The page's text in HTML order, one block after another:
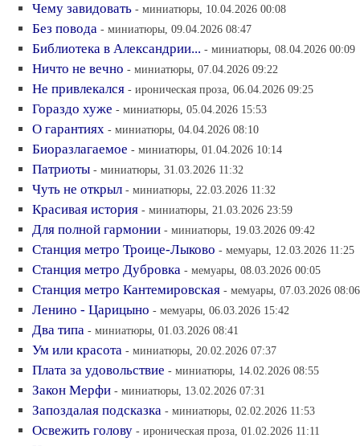
Чему завидовать - миниатюры, 10.04.2026 00:08
Без повода - миниатюры, 09.04.2026 08:47
Библиотека в Александрии... - миниатюры, 08.04.2026 00:09
Ничто не вечно - миниатюры, 07.04.2026 09:22
Не привлекался - ироническая проза, 06.04.2026 09:25
Гораздо хуже - миниатюры, 05.04.2026 15:53
О гарантиях - миниатюры, 04.04.2026 08:10
Биоразлагаемое - миниатюры, 01.04.2026 10:14
Патриоты - миниатюры, 31.03.2026 11:32
Чуть не открыл - миниатюры, 22.03.2026 11:32
Красивая история - миниатюры, 21.03.2026 23:59
Для полной гармонии - миниатюры, 19.03.2026 09:42
Станция метро Троице-Лыково - мемуары, 12.03.2026 11:25
Станция метро Дубровка - мемуары, 08.03.2026 00:05
Станция метро Кантемировская - мемуары, 07.03.2026 08:06
Ленино - Царицыно - мемуары, 06.03.2026 15:42
Два типа - миниатюры, 01.03.2026 08:41
Ум или красота - миниатюры, 20.02.2026 07:37
Плата за удовольствие - миниатюры, 14.02.2026 08:55
Закон Мерфи - миниатюры, 13.02.2026 07:31
Запоздалая подсказка - миниатюры, 02.02.2026 11:53
Освежить голову - ироническая проза, 01.02.2026 11:11